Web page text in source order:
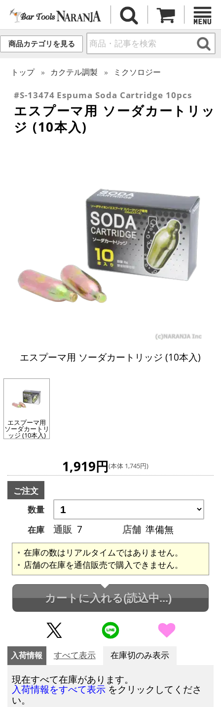
商品カテゴリを見る
トップ カクテル調製 ミクソロジー
#S-13474 Espuma Soda Cartridge 10pcs
エスプーマ用 ソーダカートリッ
ジ (10本入)
エスプーマ用 ソーダカートリッジ (10本入)
エスプーマ用
ソーダカートリ
ッジ (10本入)
1,919円(本体 1,745円)
ご注文
数量
在庫
通販 7 店舗 準備無
在庫の数はリアルタイムではありません。
店舗の在庫を通信販売で購入できません。
カートに入れる(読込中...)
入荷情報 すべて表示 在庫切のみ表示
現在すべて在庫があります。
入荷情報をすべて表示 をクリックしてくださ
い。